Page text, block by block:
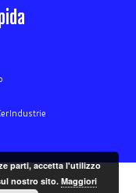
parti, accetta l'utilizzo
nostro sito.Maggiori